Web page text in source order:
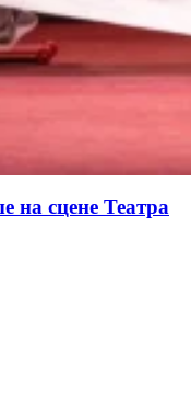
на сцене Театра